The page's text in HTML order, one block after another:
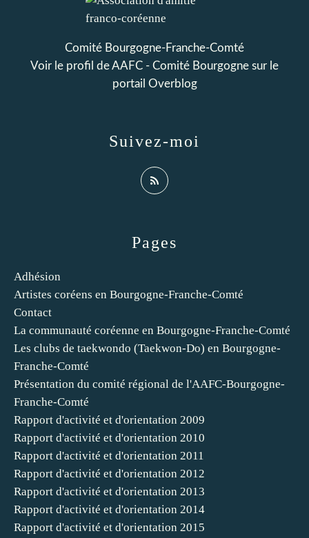
Pages
Adhésion
Artistes coréens en Bourgogne-Franche-Comté
Contact
La communauté coréenne en Bourgogne-Franche-Comté
Les clubs de taekwondo (Taekwon-Do) en Bourgogne-
Franche-Comté
Présentation du comité régional de l'AAFC-Bourgogne-
Franche-Comté
Rapport d'activité et d'orientation 2009
Rapport d'activité et d'orientation 2010
Rapport d'activité et d'orientation 2011
Rapport d'activité et d'orientation 2012
Rapport d'activité et d'orientation 2013
Rapport d'activité et d'orientation 2014
Rapport d'activité et d'orientation 2015
Comité Bourgogne-Franche-Comté
Voir le profil deAAFC - Comité Bourgogne sur le
portail Overblog
Suivez-moi